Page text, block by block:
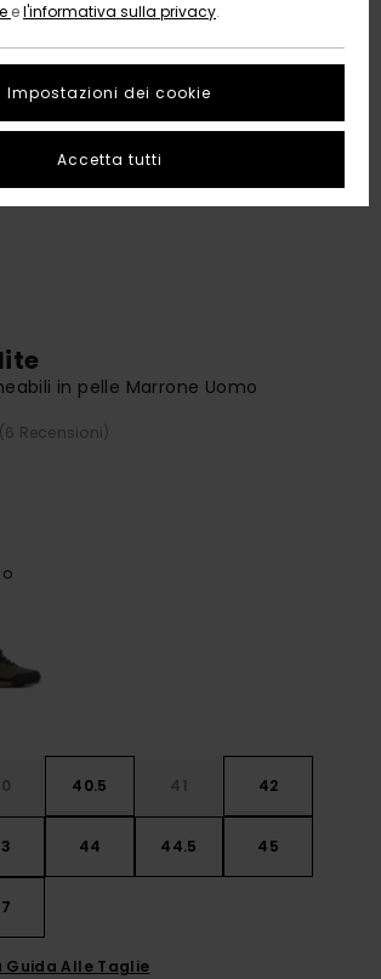
in pelle Marrone Uomo
(6 Recensioni)
40.5 41 42
44 44.5 45
Guida Alle Taglie
el'informativa sulla privacy.
Impostazioni dei cookie
Accetta tutti